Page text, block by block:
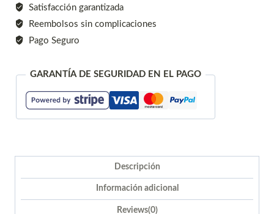
Satisfacción garantizada
Reembolsos sin complicaciones
Pago Seguro
GARANTÍA DE SEGURIDAD EN EL PAGO
Descripción
Información adicional
Reviews(0)